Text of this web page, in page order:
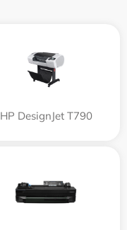
HP DesignJet T790